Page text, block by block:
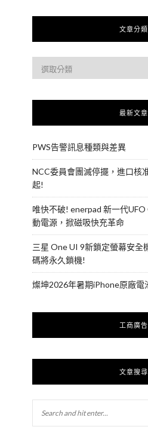
文章分類
最新文章
PWS告警訊息種類與差異
NCC委員會團滅停擺，進口核
起!
唯快不破! enerpad 新一代
動電源，掀磁吸快充革命
三星 One UI 9新鎖定螢幕安全
碼將永久鎖機!
燦坤2026年暑期iPhone原廠電
工商廣告
文章搜尋